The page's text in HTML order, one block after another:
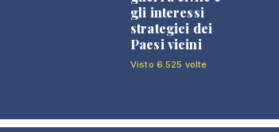
gli interessi
strategici dei
Paesi vicini
Visto 6.525 volte